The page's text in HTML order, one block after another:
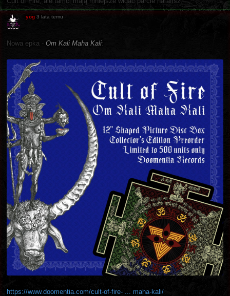
yog 3 lata temu
Nowa epka - Om Kali Maha Kali:
https://www.doomentia.com/cult-of-fire- ... maha-kali/